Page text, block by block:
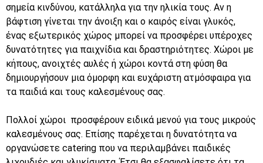
σημεία κινδύνου, κατάλληλα για την ηλικία τους. Αν η
βάφτιση γίνεται την άνοιξη και ο καιρός είναι γλυκός,
ένας εξωτερικός χώρος μπορεί να προσφέρει υπέροχες
δυνατότητες για παιχνίδια και δραστηριότητες. Χώροι με
κήπους, ανοιχτές αυλές ή χώροι κοντά στη φύση θα
δημιουργήσουν μια όμορφη και ευχάριστη ατμόσφαιρα για
τα παιδιά και τους καλεσμένους σας.
Πολλοί χώροι προσφέρουν ειδικά μενού για τους μικρούς
καλεσμένους σας. Επίσης παρέχεται η δυνατότητα να
οργανώσετε catering που να περιλαμβάνει παιδικές